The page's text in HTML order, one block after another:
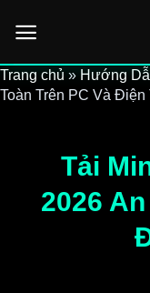
qua
dung
Trang chủ » Hướng
Toàn Trên PC Và Điện
Tải
2026